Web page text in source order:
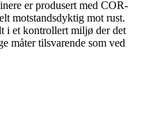
er produsert med COR-
motstandsdyktig mot rust.
i et kontrollert miljø der det
måter tilsvarende som ved